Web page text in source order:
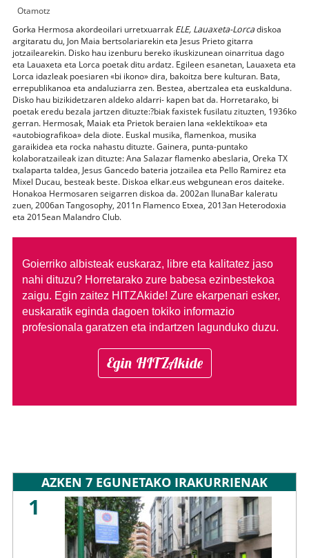
Otamotz
Gorka Hermosa akordeoilari urretxuarrak ELE, Lauaxeta-Lorcadiskoa
argitaratu du, Jon Maia bertsolariarekin eta Jesus Prieto gitarra
jotzailearekin. Disko hau izenburu bereko ikuskizunean oinarritua dago
eta Lauaxeta eta Lorca poetak ditu ardatz. Egileen esanetan, Lauaxeta eta
Lorca idazleak poesiaren «bi ikono» dira, bakoitza bere kulturan. Bata,
errepublikanoa eta andaluziarra zen. Bestea, abertzalea eta euskalduna.
Disko hau bizikidetzaren aldeko aldarri- kapen bat da. Horretarako, bi
poetak eredu bezala jartzen dituzte:?biak faxistek fusilatu zituzten, 1936ko
gerran. Hermosak, Maiak eta Prietok beraien lana «eklektikoa» eta
«autobiografikoa» dela diote. Euskal musika, flamenkoa, musika
garaikidea eta rocka nahastu dituzte. Gainera, punta-puntako
kolaboratzaileak izan dituzte: Ana Salazar flamenko abeslaria, Oreka TX
txalaparta taldea, Jesus Gancedo bateria jotzailea eta Pello Ramirez eta
Mixel Ducau, besteak beste. Diskoa elkar.eus webgunean eros daiteke.
Honakoa Hermosaren seigarren diskoa da. 2002an IlunaBar kaleratu
zuen, 2006an Tangosophy, 2011n Flamenco Etxea, 2013an Heterodoxia
eta 2015ean Malandro Club.
Goierriko albisteak euskaraz, libre eta kalitatez jaso
nahi dituzu? Horretarako zure babesa ezinbestekoa
zaigu. Egin zaitez HITZAkide! Zure ekarpenari esker,
euskaratik eginda dagoen tokiko informazio
profesionala garatzen eta indartzen lagunduko duzu.
Egin HITZAkide
AZKEN 7 EGUNETAKO IRAKURRIENAK
1